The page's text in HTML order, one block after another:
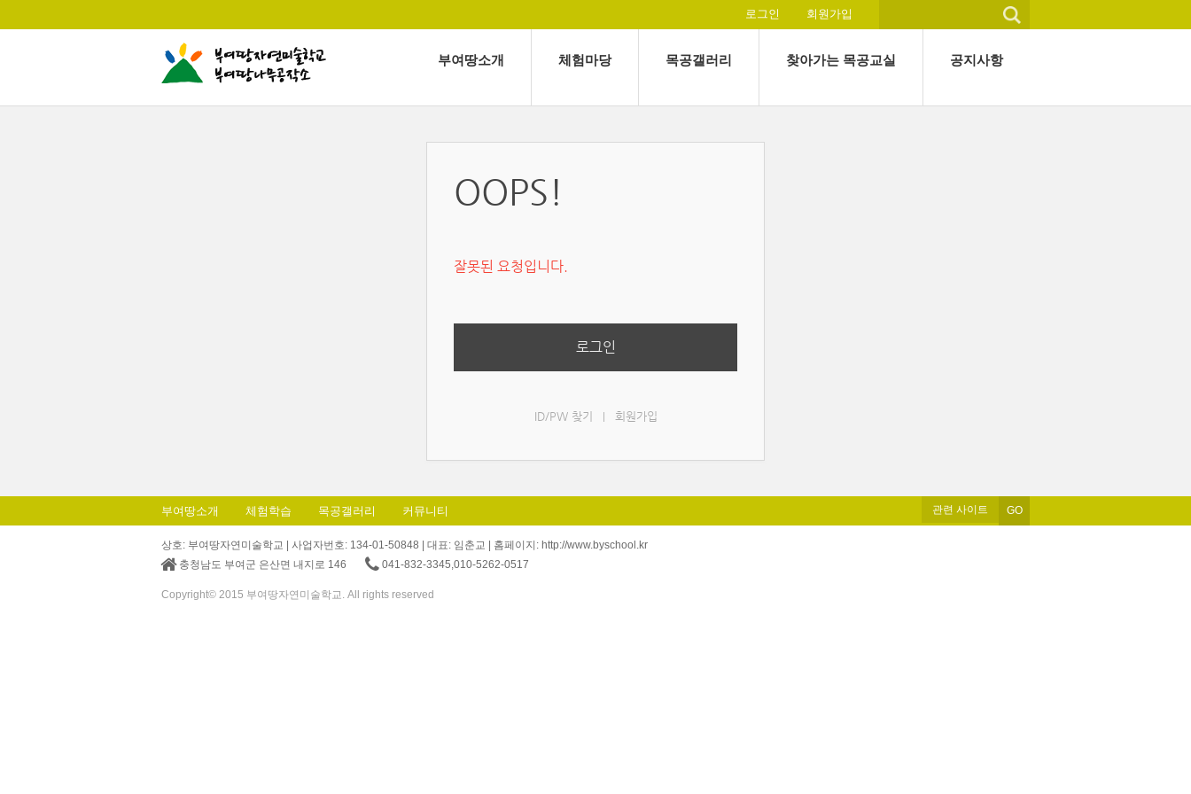
로그인 회원가입
부여땅소개 체험마당 목공갤러리 찾아가는 목공교실 공지사항
OOPS!
잘못된 요청입니다.
로그인
ID/PW 찾기 회원가입
부여땅소개 체험학습 목공갤러리 커뮤니티
상호: 부여땅자연미술학교 | 사업자번호: 134-01-50848 | 대표: 임춘교 | 홈페이지: http://www.byschool.kr
충청남도 부여군 은산면 내지로 146
041-832-3345,010-5262-0517
Copyright© 2015 부여땅자연미술학교. All rights reserved